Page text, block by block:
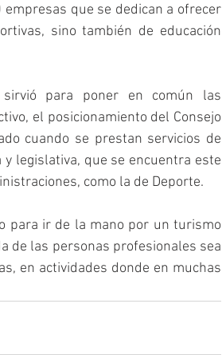
que se dedican a ofrecer
sino también de educación
para poner en común las
el posicionamiento del Consejo
cuando se prestan servicios de
legislativa, que se encuentra este
como la de Deporte.
para ir de la mano por un turismo
de las personas profesionales sea
en actividades donde en muchas